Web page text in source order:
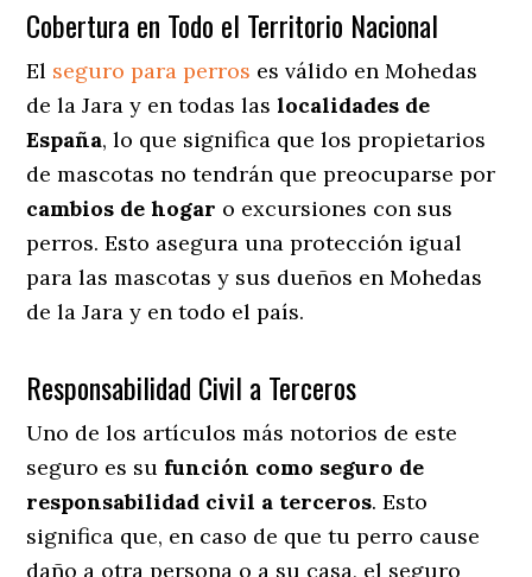
Cobertura en Todo el Territorio Nacional
El seguro para perros es válido en Mohedas
de la Jara y en todas laslocalidades de
España, lo que significa que los propietarios
de mascotas no tendrán que preocuparse por
cambios de hogar o excursiones con sus
perros. Esto asegura una protección igual
para las mascotas y sus dueños en Mohedas
de la Jara y en todo el país.
Responsabilidad Civil a Terceros
Uno de los artículos más notorios de este
seguro es su función como seguro de
responsabilidad civil a terceros. Esto
significa que, en caso de que tu perro cause
daño a otra persona o a su casa, el seguro